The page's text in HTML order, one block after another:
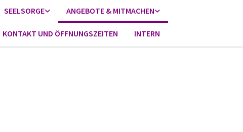
SEELSORGE ANGEBOTE & MITMACHEN
KONTAKT UND ÖFFNUNGSZEITEN INTERN